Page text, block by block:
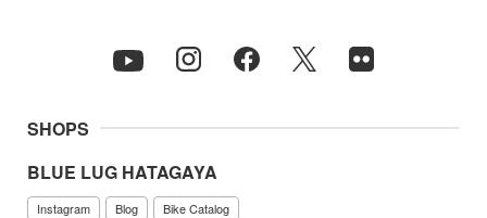
SHOPS
BLUE LUG HATAGAYA
Instagram Blog Bike Catalog